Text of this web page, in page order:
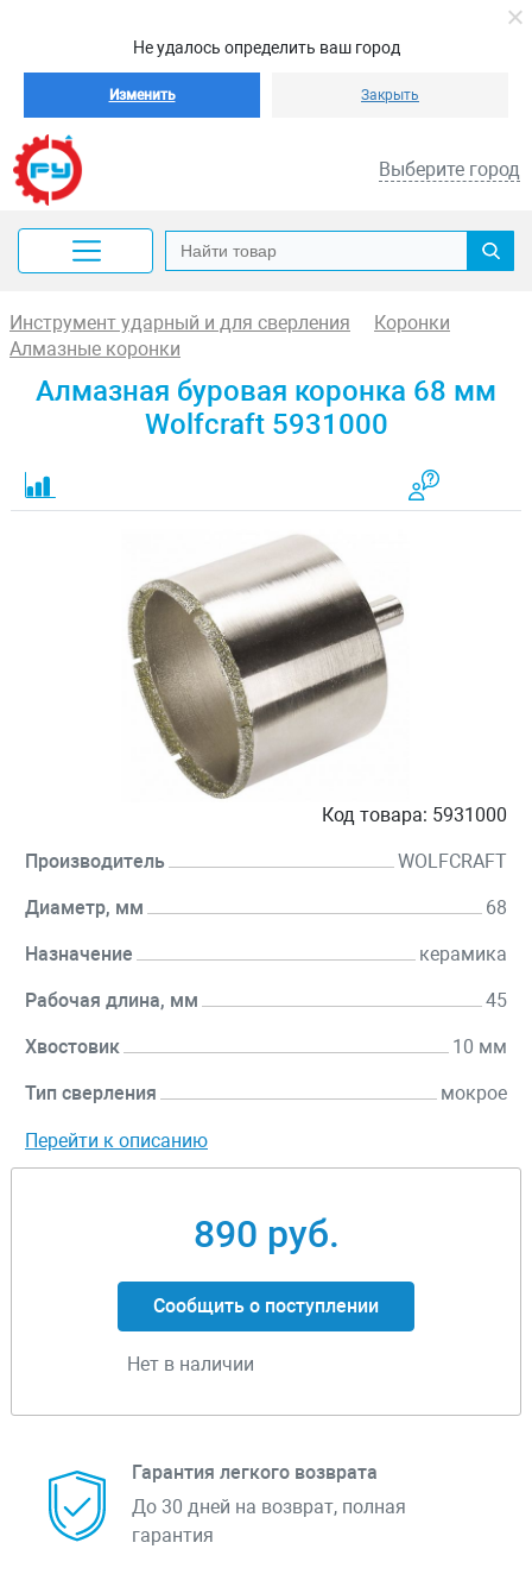
Не удалось определить ваш город
Изменить Закрыть
Выберите город
Инструмент ударный и для сверления
Коронки
Алмазные коронки
Алмазная буровая коронка 68 мм
Wolfcraft 5931000
Код товара: 5931000
Производитель WOLFCRAFT
Диаметр, мм 68
Назначение керамика
Рабочая длина, мм 45
Хвостовик 10 мм
Тип сверления мокрое
Перейти к описанию
890 руб.
Сообщить о поступлении
Нет в наличии
Гарантия легкого возврата
До 30 дней на возврат, полная
гарантия